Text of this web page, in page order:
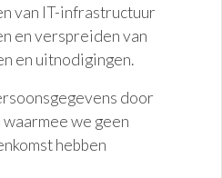
van IT-infrastructuur
en verspreiden van
en uitnodigingen.
door
we geen
hebben